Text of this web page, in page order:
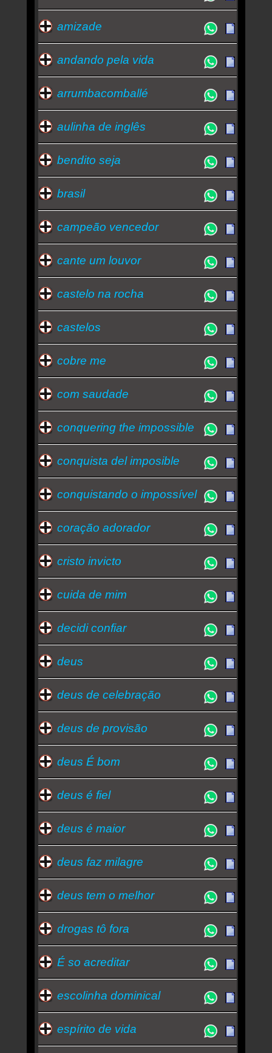
amizade
andando pela vida
arrumbacomballé
aulinha de inglês
bendito seja
brasil
campeão vencedor
cante um louvor
castelo na rocha
castelos
cobre me
com saudade
conquering the impossible
conquista del imposible
conquistando o impossível
coração adorador
cristo invicto
cuida de mim
decidi confiar
deus
deus de celebração
deus de provisão
deus É bom
deus é fiel
deus é maior
deus faz milagre
deus tem o melhor
drogas tô fora
É so acreditar
escolinha dominical
espírito de vida